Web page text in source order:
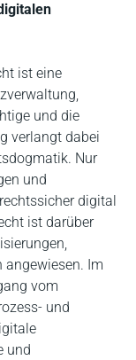
ist eine
und die
verlangt dabei
Nur
und
digital
ist darüber
angewiesen. Im
vom
und
und